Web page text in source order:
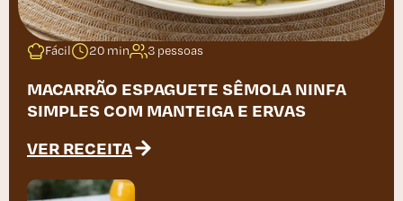
Fácil 20 min 3 pessoas
MACARRÃO ESPAGUETE SÊMOLA NINFA
SIMPLES COM MANTEIGA E ERVAS
VER RECEITA